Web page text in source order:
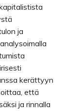
ja
kerättyyn
että
ja rinnalla